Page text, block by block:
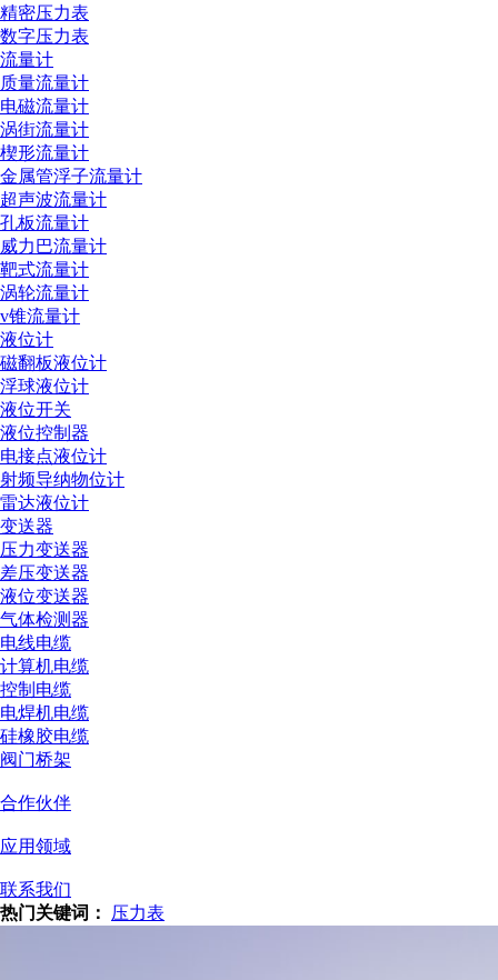
精密压力表
数字压力表
流量计
质量流量计
电磁流量计
涡街流量计
楔形流量计
金属管浮子流量计
超声波流量计
孔板流量计
威力巴流量计
靶式流量计
涡轮流量计
v锥流量计
液位计
磁翻板液位计
浮球液位计
液位开关
液位控制器
电接点液位计
射频导纳物位计
雷达液位计
变送器
压力变送器
差压变送器
液位变送器
气体检测器
电线电缆
计算机电缆
控制电缆
电焊机电缆
硅橡胶电缆
阀门桥架
合作伙伴
应用领域
联系我们
热门关键词：
压力表